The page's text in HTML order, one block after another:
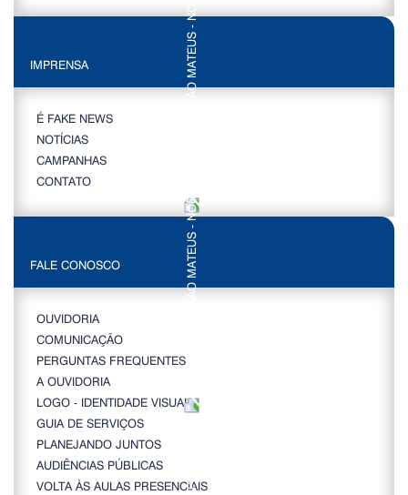
IMPRENSA
É FAKE NEWS
NOTÍCIAS
CAMPANHAS
CONTATO
FALE CONOSCO
OUVIDORIA
COMUNICAÇÃO
PERGUNTAS FREQUENTES
A OUVIDORIA
LOGO - IDENTIDADE VISUAL
GUIA DE SERVIÇOS
PLANEJANDO JUNTOS
AUDIÊNCIAS PÚBLICAS
VOLTA ÀS AULAS PRESENCIAIS